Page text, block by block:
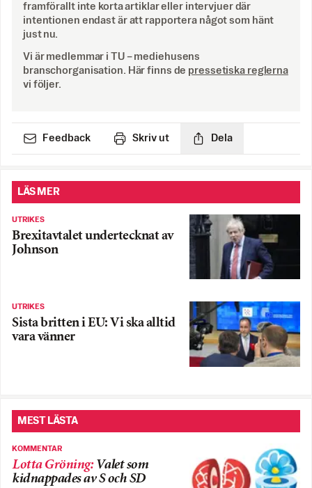
framförallt inte korta artiklar eller intervjuer där
intentionen endast är att rapportera något som hänt
just nu.
Vi är medlemmar i TU – mediehusens
branschorganisation. Här finns de pressetiska reglerna
vi följer.
Feedback Skriv ut Dela
LÄS MER
UTRIKES
Brexitavtalet undertecknat av
Johnson
UTRIKES
Sista britten i EU: Vi ska alltid
vara vänner
MEST LÄSTA
KOMMENTAR
Lotta Gröning: Valet som
kidnappades av S och SD